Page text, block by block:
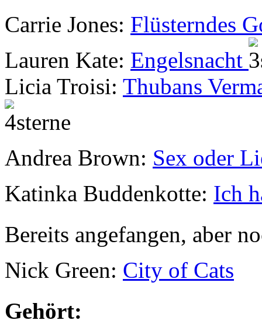
Carrie Jones: Flüsterndes
Lauren Kate: Engelsnacht
Licia Troisi: Thubans
Andrea Brown: Sex oder
Katinka Buddenkotte: Ich
Bereits angefangen, aber
Nick Green: City of Cats
Gehört: